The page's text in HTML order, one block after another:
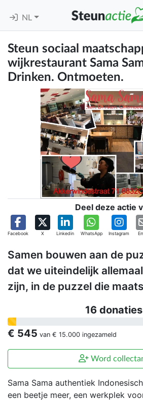
NL
Steun sociaal
wijkrestaurant Sama
Drinken. Ontmoeten.
Deel deze actie
Facebook X Linkedin WhatsApp Instagram
Samen bouwen aan de
dat we uiteindelijk
zijn, in de puzzel die
16 donaties
€ 545 van € 15.000 ingezameld
Word
Sama Sama authentiek
een beetje meer, een werkplek